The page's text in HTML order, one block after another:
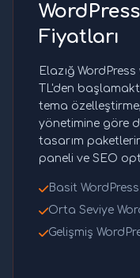
Fiyatları
Elazığ
TL'den
tema
yönetimine göre
tasarım
paneli ve SEO
Basit WordPress
Orta Seviye
Gelişmiş